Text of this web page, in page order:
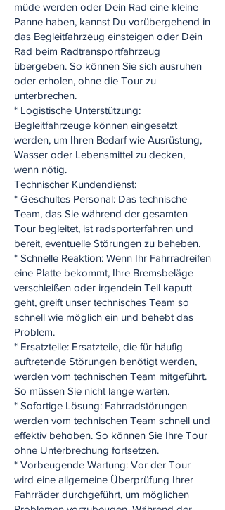
müde werden oder Dein Rad eine kleine
Panne haben, kannst Du vorübergehend in
das Begleitfahrzeug einsteigen oder Dein
Rad beim Radtransportfahrzeug
übergeben. So können Sie sich ausruhen
oder erholen, ohne die Tour zu
unterbrechen.
* Logistische Unterstützung:
Begleitfahrzeuge können eingesetzt
werden, um Ihren Bedarf wie Ausrüstung,
Wasser oder Lebensmittel zu decken,
wenn nötig.
Technischer Kundendienst:
* Geschultes Personal: Das technische
Team, das Sie während der gesamten
Tour begleitet, ist radsporterfahren und
bereit, eventuelle Störungen zu beheben.
* Schnelle Reaktion: Wenn Ihr Fahrradreifen
eine Platte bekommt, Ihre Bremsbeläge
verschleißen oder irgendein Teil kaputt
geht, greift unser technisches Team so
schnell wie möglich ein und behebt das
Problem.
* Ersatzteile: Ersatzteile, die für häufig
auftretende Störungen benötigt werden,
werden vom technischen Team mitgeführt.
So müssen Sie nicht lange warten.
* Sofortige Lösung: Fahrradstörungen
werden vom technischen Team schnell und
effektiv behoben. So können Sie Ihre Tour
ohne Unterbrechung fortsetzen.
* Vorbeugende Wartung: Vor der Tour
wird eine allgemeine Überprüfung Ihrer
Fahrräder durchgeführt, um möglichen